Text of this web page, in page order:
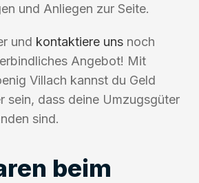
und Anliegen zur Seite.
und kontaktiere uns noch
Angebot! Mit
Villach kannst du Geld
sein, dass deine Umzugsgüter
sind.
beim